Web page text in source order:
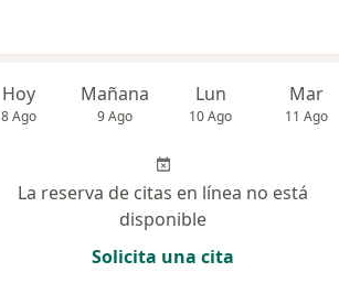
Hoy
8 Ago
Mañana
9 Ago
Lun
10 Ago
Mar
11 Ago
La reserva de citas en línea no está
disponible
Solicita una cita